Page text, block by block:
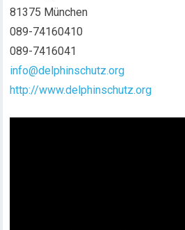
81375 München
089-74160410
089-7416041
info@delphinschutz.org
http://www.delphinschutz.org